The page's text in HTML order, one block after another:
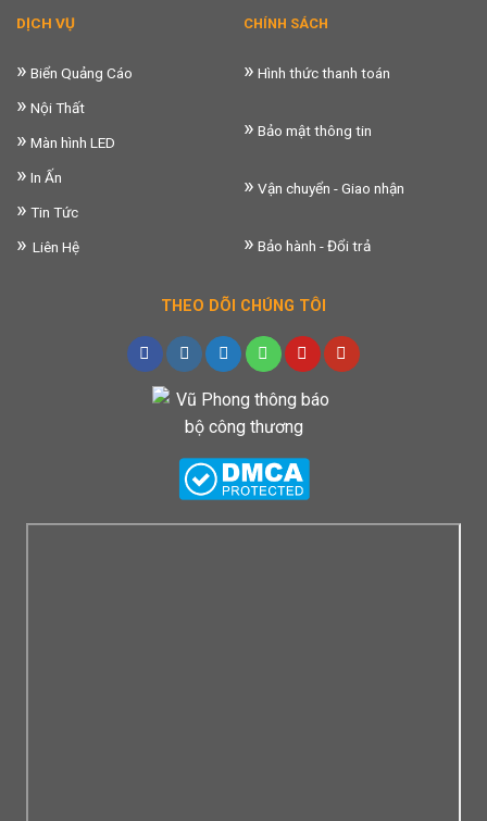
DỊCH VỤ
» Biển Quảng Cáo
» Nội Thất
» Màn hình LED
» In Ấn
» Tin Tức
» Liên Hệ
CHÍNH SÁCH
» Hình thức thanh toán
» Bảo mật thông tin
» Vận chuyển - Giao nhận
» Bảo hành - Đổi trả
THEO DÕI CHÚNG TÔI